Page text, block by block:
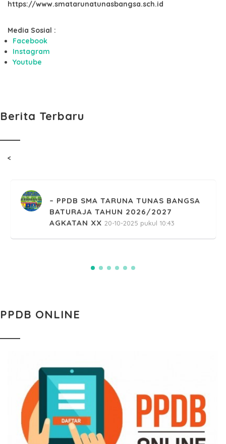
https://www.smatarunatunasbangsa.sch.id
Media Sosial :
Facebook
Instagram
Youtube
Berita Terbaru
<
PPDB SMA TARUNA TUNAS BANGSA
BATURAJA TAHUN 2026/2027
AGKATAN XX 20-10-2025 pukul 10:43
PPDB ONLINE